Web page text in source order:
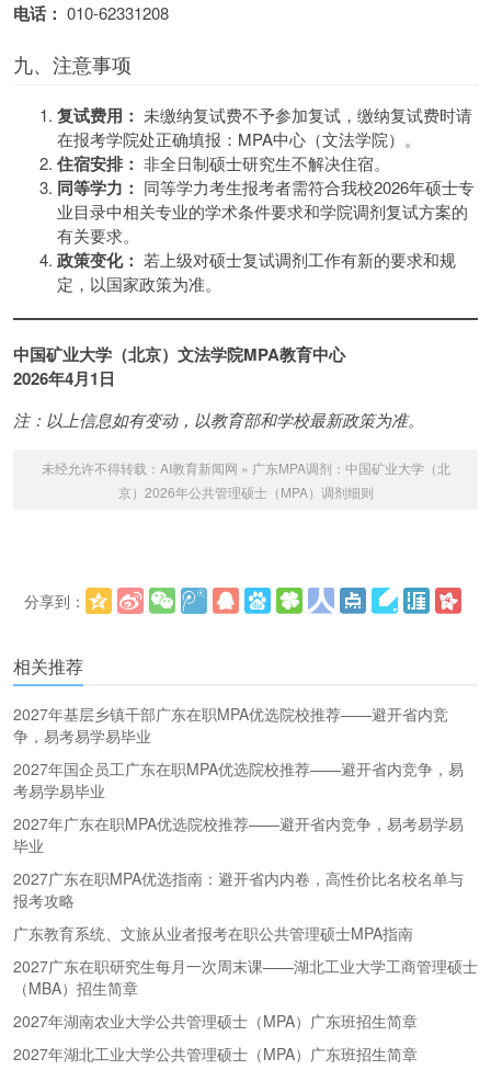
电话： 010-62331208
九、注意事项
复试费用： 未缴纳复试费不予参加复试，缴纳复试费时请
在报考学院处正确填报：MPA中心（文法学院）。
住宿安排： 非全日制硕士研究生不解决住宿。
同等学力： 同等学力考生报考者需符合我校2026年硕士专
业目录中相关专业的学术条件要求和学院调剂复试方案的
有关要求。
政策变化： 若上级对硕士复试调剂工作有新的要求和规
定，以国家政策为准。
中国矿业大学（北京）文法学院MPA教育中心
2026年4月1日
注：以上信息如有变动，以教育部和学校最新政策为准。
未经允许不得转载： AI教育新闻网 » 广东MPA调剂：中国矿业大学（北
京）2026年公共管理硕士（MPA）调剂细则
分享到：
相关推荐
2027年基层乡镇干部广东在职MPA优选院校推荐——避开省内竞
争，易考易学易毕业
2027年国企员工广东在职MPA优选院校推荐——避开省内竞争，易
考易学易毕业
2027年广东在职MPA优选院校推荐——避开省内竞争，易考易学易
毕业
2027广东在职MPA优选指南：避开省内内卷，高性价比名校名单与
报考攻略
广东教育系统、文旅从业者报考在职公共管理硕士MPA指南
2027广东在职研究生每月一次周末课——湖北工业大学工商管理硕士
（MBA）招生简章
2027年湖南农业大学公共管理硕士（MPA）广东班招生简章
2027年湖北工业大学公共管理硕士（MPA）广东班招生简章